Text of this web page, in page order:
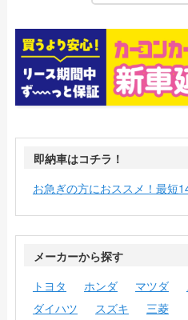
即納車はコチラ！
お急ぎの方におススメ！最短
メーカーから探す
トヨタ
ホンダ マツダ
ダイハツ
スズキ
三菱